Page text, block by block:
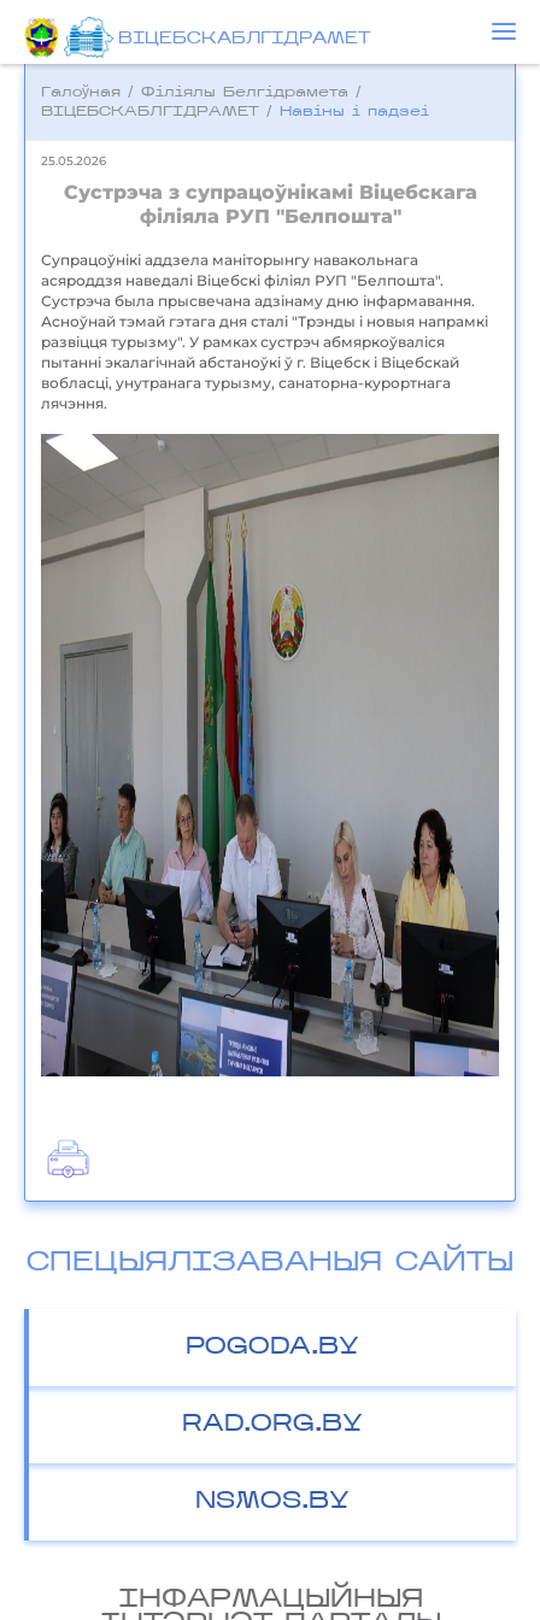
ВІЦЕБСКАБЛГІДРАМЕТ
Галоўная / Фiлiялы Белгiдрамета /
ВІЦЕБСКАБЛГІДРАМЕТ / Навіны і падзеі
25.05.2026
Сустрэча з супрацоўнікамі Віцебскага
філіяла РУП "Белпошта"
Супрацоўнікі аддзела маніторынгу навакольнага
асяроддзя наведалі Віцебскі філіял РУП "Белпошта".
Сустрэча была прысвечана адзінаму дню інфармавання.
Асноўнай тэмай гэтага дня сталі "Трэнды і новыя напрамкі
развіцця турызму". У рамках сустрэч абмяркоўваліся
пытанні экалагічнай абстаноўкі ў г. Віцебск і Віцебскай
вобласці, унутранага турызму, санаторна-курортнага
лячэння.
СПЕЦЫЯЛІЗАВАНЫЯ САЙТЫ
POGODA.BY
RAD.ORG.BY
NSMOS.BY
IНФАРМАЦЫЙНЫЯ